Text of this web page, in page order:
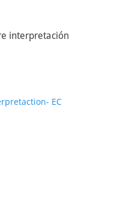
interpretación
EC